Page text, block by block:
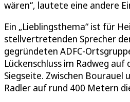
wären“, lautete eine andere
Ein „Lieblingsthema“ ist für
stellvertretenden Sprecher
gegründeten ADFC-
Lückenschluss im Radweg auf
Siegseite. Zwischen Bourauel
Radler auf rund 400 Metern